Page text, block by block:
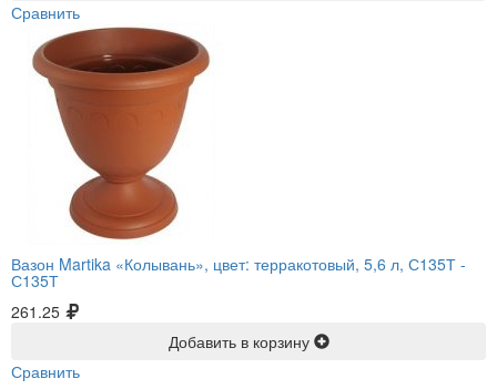
Сравнить
Вазон Martika «Колывань», цвет: терракотовый, 5,6 л, С135Т -
С135Т
261.25
Добавить в корзину
Сравнить